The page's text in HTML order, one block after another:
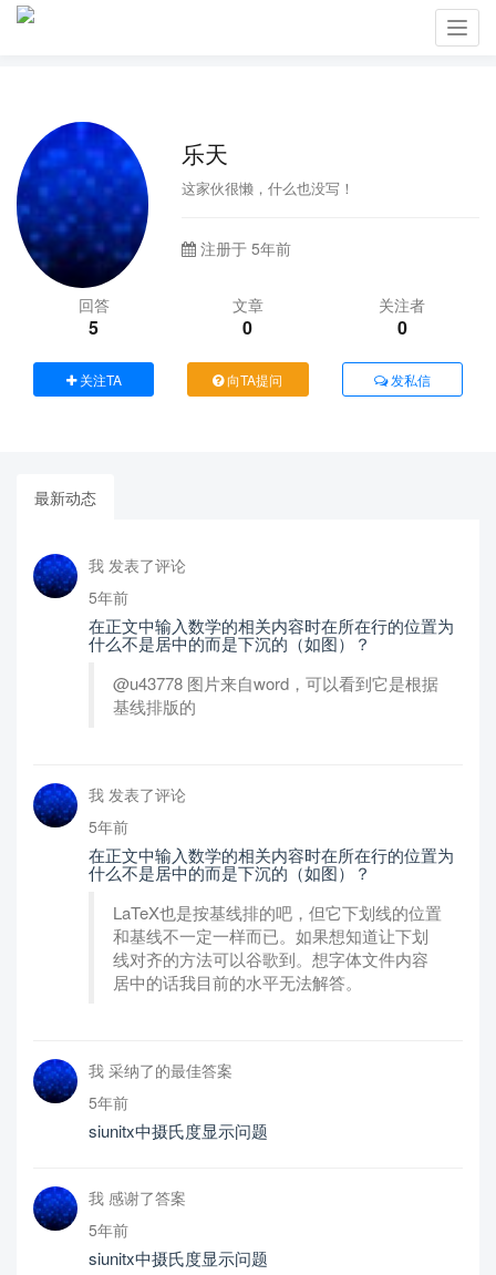
乐天
这家伙很懒，什么也没写！
注册于 5年前
回答
5
文章
0
关注者
0
关注TA 向TA提问 发私信
最新动态
我 发表了评论
5年前
在正文中输入数学的相关内容时在所在行的位置为
什么不是居中的而是下沉的（如图）？
@u43778 图片来自word，可以看到它是根据
基线排版的
我 发表了评论
5年前
在正文中输入数学的相关内容时在所在行的位置为
什么不是居中的而是下沉的（如图）？
LaTeX也是按基线排的吧，但它下划线的位置
和基线不一定一样而已。如果想知道让下划
线对齐的方法可以谷歌到。想字体文件内容
居中的话我目前的水平无法解答。
我 采纳了的最佳答案
5年前
siunitx中摄氏度显示问题
我 感谢了答案
5年前
siunitx中摄氏度显示问题